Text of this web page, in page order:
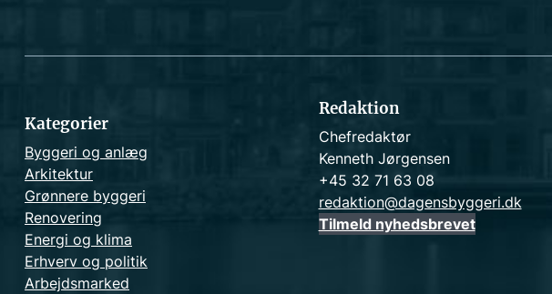
Kategorier
Byggeri og anlæg
Arkitektur
Grønnere byggeri
Renovering
Energi og klima
Erhverv og politik
Arbejdsmarked
Redaktion
Chefredaktør
Kenneth Jørgensen
+45 32 71 63 08
redaktion@dagensbyggeri.dk
Tilmeld nyhedsbrevet